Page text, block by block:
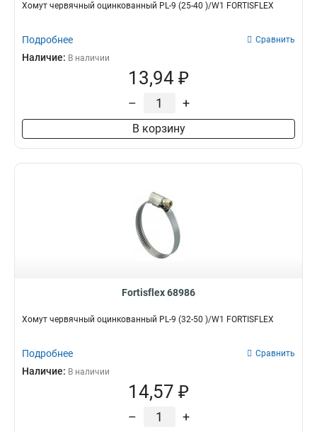
Хомут червячный оцинкованный PL-9 (25-40 )/W1 FORTISFLEX
Подробнее Сравнить
Наличие: В наличии
13,94 ₽
– +
В корзину
Fortisflex 68986
Хомут червячный оцинкованный PL-9 (32-50 )/W1 FORTISFLEX
Подробнее Сравнить
Наличие: В наличии
14,57 ₽
– +